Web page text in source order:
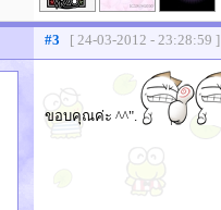
#3 [ 24-03-2012 - 23:28:59 ]
ขอบคุณค่ะ ^^".